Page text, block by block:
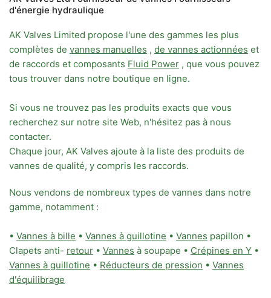
d'énergie hydraulique
AK Valves Limited propose l'une des gammes les plus
complètes de vannes manuelles , de vannes actionnées et
de raccords et composants Fluid Power , que vous pouvez
tous trouver dans notre boutique en ligne.
Si vous ne trouvez pas les produits exacts que vous
recherchez sur notre site Web, n'hésitez pas à nous
contacter.
Chaque jour, AK Valves ajoute à la liste des produits de
vannes de qualité, y compris les raccords.
Nous vendons de nombreux types de vannes dans notre
gamme, notamment :
• Vannes à bille • Vannes à guillotine • Vannes papillon •
Clapets anti- retour • Vannes à soupape • Crépines en Y •
Vannes à guillotine • Réducteurs de pression • Vannes
d'équilibrage